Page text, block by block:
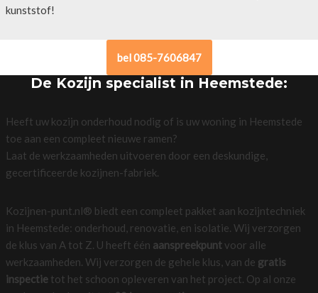
kunststof!
bel 085-7606847
De Kozijn specialist in Heemstede:
Heeft uw kozijn onderhoud nodig of is uw woning in Heemstede
toe aan een compleet nieuwe ramen?
Laat de werkzaamheden uitvoeren door een deskundige,
gecertificeerde kozijnen-fabriek.
Kozijnen-punt.nl® biedt een compleet pakket aan kozijntechniek
in Heemstede: onderhoud, renovatie, en isolatie. Wij verzorgen
de klus van A tot Z. U heeft één aanspreekpuntvoor alle
werkzaamheden. Wij verzorgen de gehele klus, van de gratis
inspectietot het schoon opleveren van het project. Op al onze